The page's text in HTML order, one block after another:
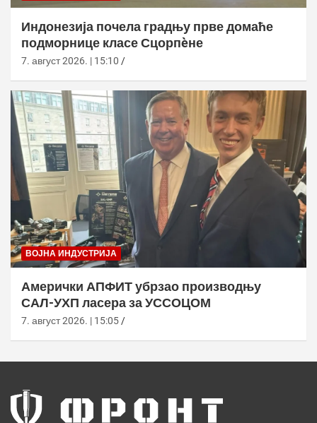
Индонезија почела градњу прве домаће
подморнице класе Сцорпèне
7. август 2026. | 15:10
ВОЈНА ИНДУСТРИЈА
Амерички АПФИТ убрзао производњу
САЛ-УХП ласера за УССОЦОМ
7. август 2026. | 15:05